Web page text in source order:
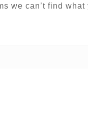
we can’t find